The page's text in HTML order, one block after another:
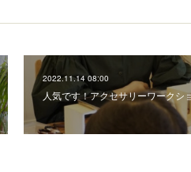
2022.11.14 08:00
人気です！アクセサリーワークシ